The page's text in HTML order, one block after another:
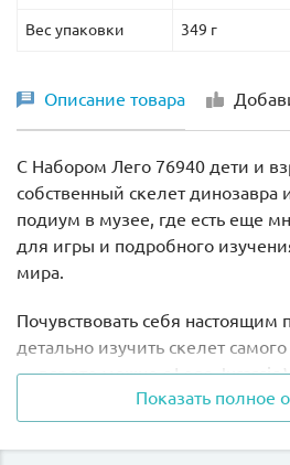
Вес упаковки 349 г
Описание товара
С Набором Лего 76940 дети и
собственный скелет динозавра
подиум в музее, где есть еще
для игры и подробного
мира.
Почувствовать себя настоящим
детально изучить скелет
— все это можно с Lego Jurassic
состоит из 198 элементов и
Юрского периода: Меловой
Лего 76940 собирается
Показать полное